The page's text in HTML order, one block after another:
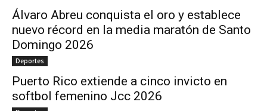
Álvaro Abreu conquista el oro y establece
nuevo récord en la media maratón de Santo
Domingo 2026
Deportes
Puerto Rico extiende a cinco invicto en
softbol femenino Jcc 2026